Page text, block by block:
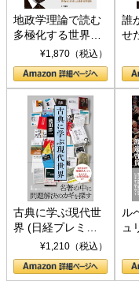
地政学理論で読む
多極化する世界：
トランプとBRICS
の挑戦
¥1,870（税込）
誰
せ
し
書)
古典に学ぶ現代世
界 (日経プレミア
シリーズ)¥1,210（税込）
ル
ュ
の